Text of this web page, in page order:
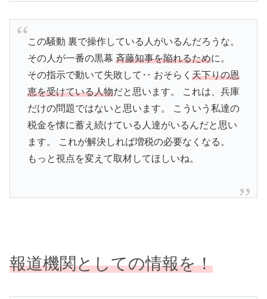
この騒動 裏で操作している人がいるんだろうな。
その人が一番の黒幕 斉藤知事を陥れるために。
その指示で動いて失敗して‥ おそらく 天下りの恩
恵を受けている人物だと思います。 これは、兵庫
だけの問題ではないと思います。 こういう私達の
税金を懐に蓄え続けている人達がいるんだと思い
ます。 これが解決しれば増税の必要なくなる。
もっと視点を変えて取材してほしいね。
報道機関としての情報を！